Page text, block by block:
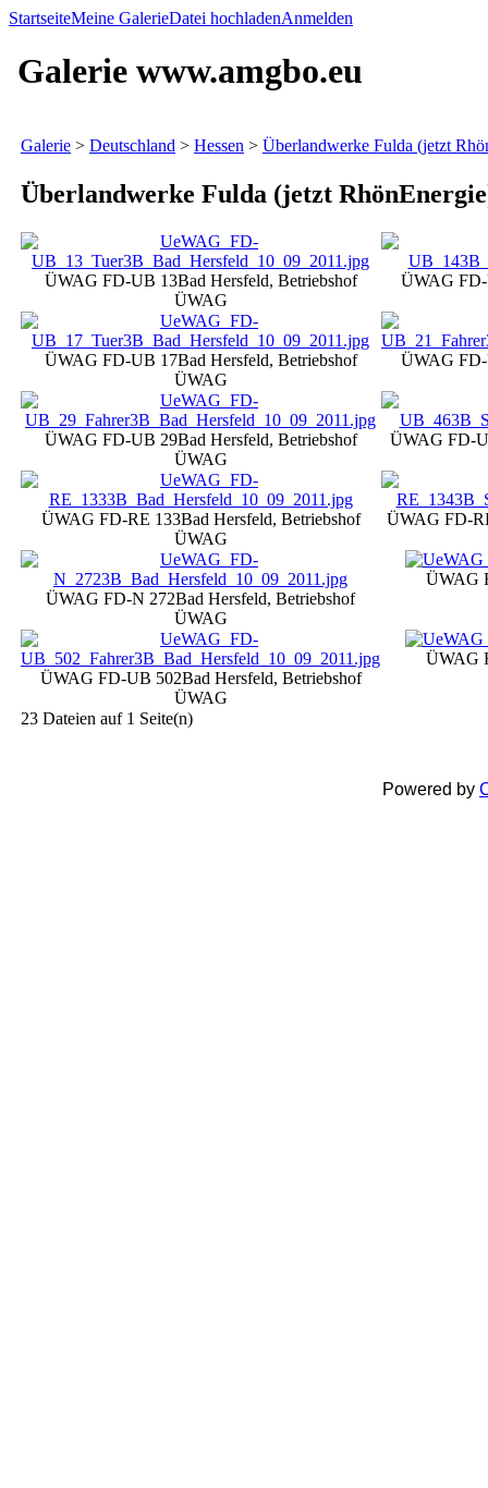
StartseiteMeine GalerieDatei hochladenAnmelden
Galerie www.amgbo.eu
Galerie > Deutschland > Hessen > Überlandwerke Fulda (jetzt
Überlandwerke Fulda (jetzt
ÜWAG FD-UB 13Bad Hersfeld, Betriebshof
ÜWAG
ÜWAG
ÜWAG FD-UB 17Bad Hersfeld, Betriebshof
ÜWAG
ÜWAG
ÜWAG FD-UB 29Bad Hersfeld, Betriebshof
ÜWAG
ÜWAG FD-
ÜWAG FD-RE 133Bad Hersfeld, Betriebshof
ÜWAG
ÜWAG FD-
ÜWAG FD-N 272Bad Hersfeld, Betriebshof
ÜWAG
ÜWAG
ÜWAG FD-UB 502Bad Hersfeld, Betriebshof
ÜWAG
ÜWAG
23 Dateien auf 1 Seite(n)
Powered by